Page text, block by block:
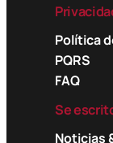
Política
PQRS
FAQ
Se
Noticias